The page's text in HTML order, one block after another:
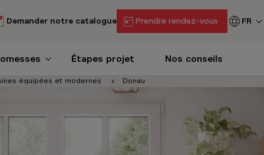
Demander notre catalogue Prendre rendez-vous FR
Étapes projet Nos conseils
équipées et modernes Donau